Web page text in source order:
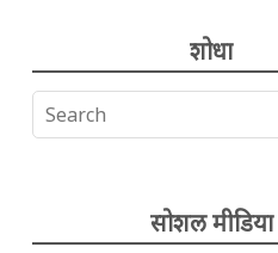
शोधा
सोशल मीडिया